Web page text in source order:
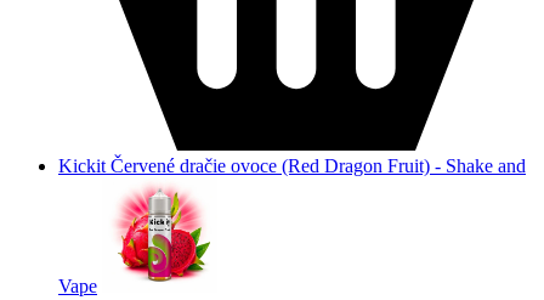
Kickit Červené dračie ovoce (Red Dragon Fruit) - Shake and
Vape